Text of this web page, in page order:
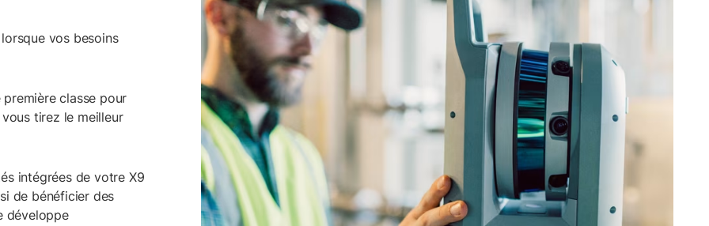
vos besoins
classe pour
tirez le meilleur
intégrées de votre X9
de bénéficier des
développe